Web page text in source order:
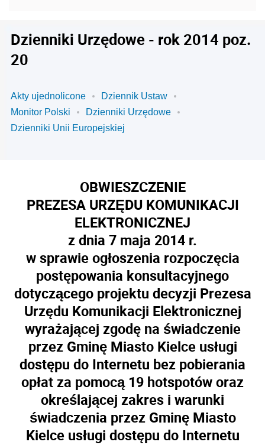
Dzienniki Urzędowe - rok 2014 poz.
20
Akty ujednolicone
Dziennik Ustaw
Monitor Polski
Dzienniki Urzędowe
Dzienniki Unii Europejskiej
OBWIESZCZENIE
PREZESA URZĘDU KOMUNIKACJI
ELEKTRONICZNEJ
z dnia 7 maja 2014 r.
w sprawie ogłoszenia rozpoczęcia
postępowania konsultacyjnego
dotyczącego projektu decyzji Prezesa
Urzędu Komunikacji Elektronicznej
wyrażającej zgodę na świadczenie
przez Gminę Miasto Kielce usługi
dostępu do Internetu bez pobierania
opłat za pomocą 19 hotspotów oraz
określającej zakres i warunki
świadczenia przez Gminę Miasto
Kielce usługi dostępu do Internetu